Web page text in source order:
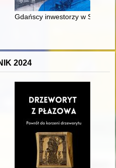
drawskiego od
Gdańscy inwestorzy w
2024